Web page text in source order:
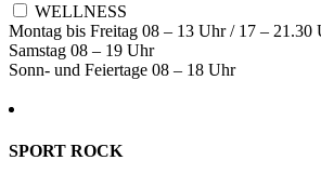
WELLNESS
Montag bis Freitag 08 – 13 Uhr / 17 – 21.30
Samstag 08 – 19 Uhr
Sonn- und Feiertage 08 – 18 Uhr
SPORT ROCK